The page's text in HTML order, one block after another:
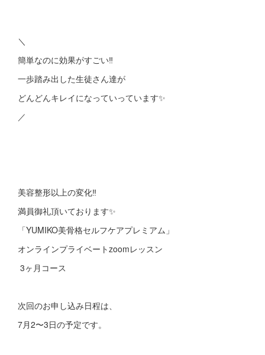
＼
簡単なのに効果がすごい‼︎
一歩踏み出した生徒さん達が
どんどんキレイになっていっています✨
／
美容整形以上の変化‼︎
満員御礼頂いております✨
「YUMIKO美骨格セルフケアプレミアム」
オンラインプライベートzoomレッスン
3ヶ月コース
次回のお申し込み日程は、
7月2〜3日の予定です。